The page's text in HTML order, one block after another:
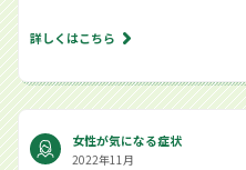
詳しくはこちら
女性が気になる症状
2022年11月